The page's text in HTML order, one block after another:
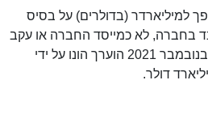
למיליארדר (בדולרים) על בסיס
בחברה, לא כמייסד החברה או עקב
קשרים עם מייסדי החברה. בנובמבר 2021 הוערך הונו על ידי